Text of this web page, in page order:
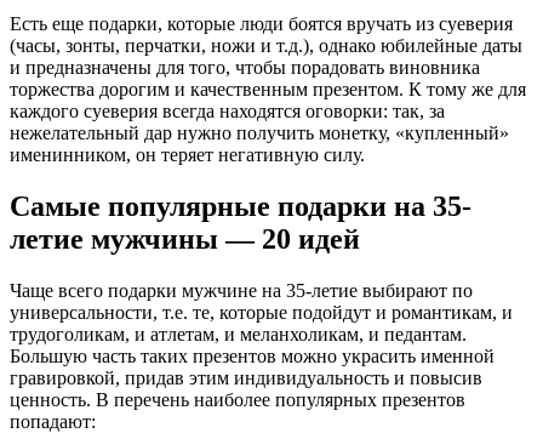
Есть еще подарки, которые люди боятся вручать из суеверия
(часы, зонты, перчатки, ножи и т.д.), однако юбилейные даты
и предназначены для того, чтобы порадовать виновника
торжества дорогим и качественным презентом. К тому же для
каждого суеверия всегда находятся оговорки: так, за
нежелательный дар нужно получить монетку, «купленный»
именинником, он теряет негативную силу.
Самые популярные подарки на 35-
летие мужчины — 20 идей
Чаще всего подарки мужчине на 35-летие выбирают по
универсальности, т.е. те, которые подойдут и романтикам, и
трудоголикам, и атлетам, и меланхоликам, и педантам.
Большую часть таких презентов можно украсить именной
гравировкой, придав этим индивидуальность и повысив
ценность. В перечень наиболее популярных презентов
попадают: